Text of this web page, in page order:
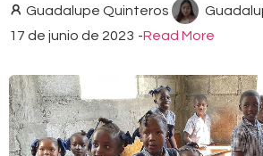
Guadalupe Quinteros
17 de junio de 2023 -Read More